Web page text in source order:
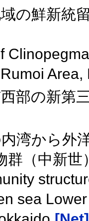
の鮮新統
部の新第
湾から外
群（中新
sea